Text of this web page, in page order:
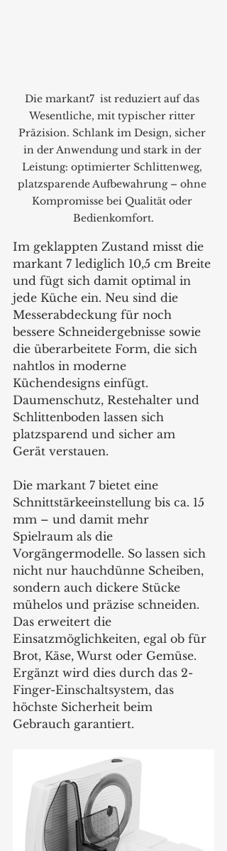
Die markant7  ist reduziert auf das
Wesentliche, mit typischer ritter
Präzision. Schlank im Design, sicher
in der Anwendung und stark in der
Leistung: optimierter Schlittenweg,
platzsparende Aufbewahrung – ohne
Kompromisse bei Qualität oder
Bedienkomfort.
Im geklappten Zustand misst die
markant 7 lediglich 10,5 cm Breite
und fügt sich damit optimal in
jede Küche ein. Neu sind die
Messerabdeckung für noch
bessere Schneidergebnisse sowie
die überarbeitete Form, die sich
nahtlos in moderne
Küchendesigns einfügt.
Daumenschutz, Restehalter und
Schlittenboden lassen sich
platzsparend und sicher am
Gerät verstauen.
Die markant 7 bietet eine
Schnittstärkeeinstellung bis ca. 15
mm – und damit mehr
Spielraum als die
Vorgängermodelle. So lassen sich
nicht nur hauchdünne Scheiben,
sondern auch dickere Stücke
mühelos und präzise schneiden.
Das erweitert die
Einsatzmöglichkeiten, egal ob für
Brot, Käse, Wurst oder Gemüse.
Ergänzt wird dies durch das 2-
Finger-Einschaltsystem, das
höchste Sicherheit beim
Gebrauch garantiert.